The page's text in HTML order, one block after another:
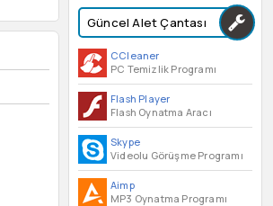
Güncel Alet Çantası
CCleaner
PC Temizlik Programı
Flash Player
Flash Oynatma Aracı
Skype
Videolu Görüşme Programı
Aimp
MP3 Oynatma Programı